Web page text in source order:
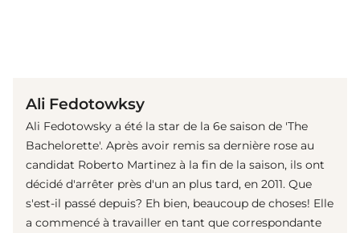
Ali Fedotowksy
Ali Fedotowsky a été la star de la 6e saison de 'The
Bachelorette'. Après avoir remis sa dernière rose au
candidat Roberto Martinez à la fin de la saison, ils ont
décidé d'arrêter près d'un an plus tard, en 2011. Que
s'est-il passé depuis? Eh bien, beaucoup de choses! Elle
a commencé à travailler en tant que correspondante